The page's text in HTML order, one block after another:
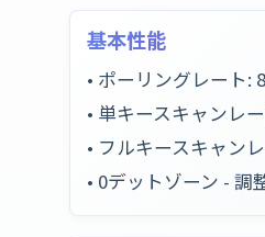
基本性能
• ポーリングレート:
• 単キースキャンレ
• フルキースキャン
• 0デットゾーン - 調